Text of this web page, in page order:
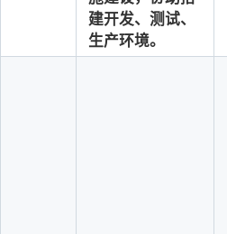
建开发、测试、
生产环境。